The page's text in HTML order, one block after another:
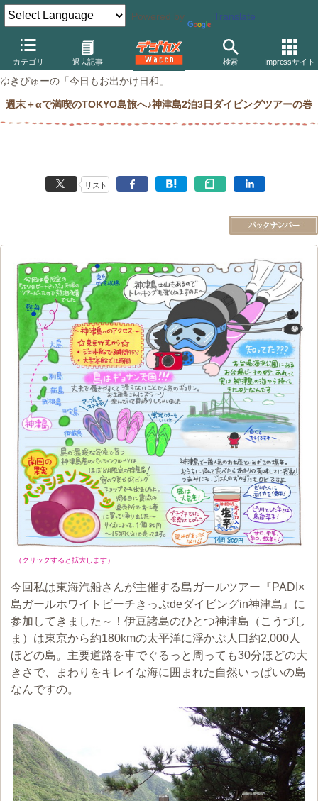
Powered by Translate
カテゴリ 過去記事 検索 Impressサイト
デジカメ Watch カメラ レンズ一体型（コンパクト）カメラ
ゆきぴゅーの「今日もお出かけ日和」
週末＋αで満喫のTOKYO島旅へ♪神津島2泊3日ダイビングツアーの巻
リスト
（クリックすると拡大します）
今回私は東海汽船さんが主催する島ガールツアー『PADI×
島ガールホワイトビーチきっぷdeダイビングin神津島』に
参加してきました～！伊豆諸島のひとつ神津島（こうづし
ま）は東京から約180kmの太平洋に浮かぶ人口約2,000人
ほどの島。主要道路を車でぐるっと周っても30分ほどの大
きさで、まわりをキレイな海に囲まれた自然いっぱいの島
なんですの。